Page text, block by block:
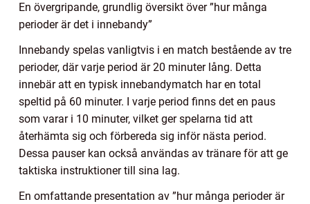
En övergripande, grundlig översikt över ”hur många
perioder är det i innebandy”
Innebandy spelas vanligtvis i en match bestående av tre
perioder, där varje period är 20 minuter lång. Detta
innebär att en typisk innebandymatch har en total
speltid på 60 minuter. I varje period finns det en paus
som varar i 10 minuter, vilket ger spelarna tid att
återhämta sig och förbereda sig inför nästa period.
Dessa pauser kan också användas av tränare för att ge
taktiska instruktioner till sina lag.
En omfattande presentation av ”hur många perioder är